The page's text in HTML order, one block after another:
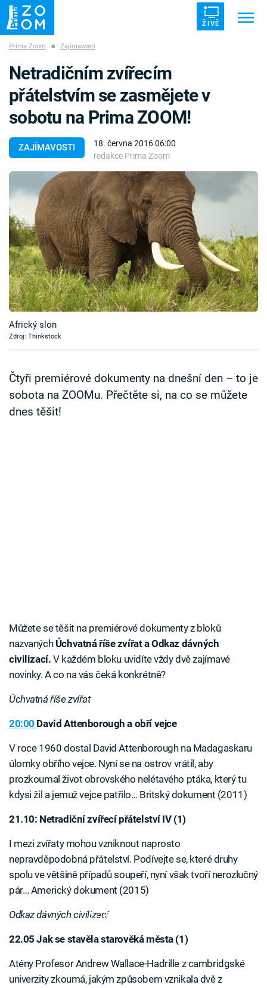
ŽIVĚ
ZÁHADY VETŘELCI DÁVNOVĚKU
Témata
Témata
Pořady
TV Program
Časopis
Sledujte prima+
Sledujte nás
Prima Zoom ■ Zajímavosti
ZAJÍMAVOSTI
18. června 2016 06:00
redakce Prima Zoom
Netradičním zvířecím
přátelstvím se zasmějete v
sobotu na Prima ZOOM!
Africký slon
Zdroj: Thinkstock
Čtyři premiérové dokumenty na dnešní den – to je
sobota na ZOOMu. Přečtěte si, na co se můžete
dnes těšit!
Můžete se těšit na premiérové dokumenty z bloků
nazvaných Úchvatná říše zvířat a Odkaz dávných
civilizací. V každém bloku uvidíte vždy dvě zajímavé
novinky. A co na vás čeká konkrétně?
Úchvatná říše zvířat
20:00 David Attenborough a obří vejce
V roce 1960 dostal David Attenborough na Madagaskaru
úlomky obřího vejce. Nyní se na ostrov vrátil, aby
prozkoumal život obrovského nelétavého ptáka, který tu
kdysi žil a jemuž vejce patřilo… Britský dokument (2011)
21.10: Netradiční zvířecí přátelství IV (1)
I mezi zvířaty mohou vzniknout naprosto
nepravděpodobná přátelství. Podívejte se, které druhy
spolu ve většině případů soupeří, nyní však tvoří nerozlučný
pár… Americký dokument (2015)
Failed to fetch
Odkaz dávných civilizací
22.05 Jak se stavěla starověká města (1)
Atény Profesor Andrew Wallace-Hadrille z cambridgské
univerzity zkoumá, jakým způsobem vznikala dvě z